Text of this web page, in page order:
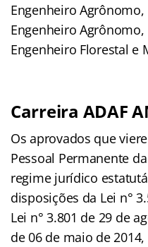
Engenheiro
Engenheiro
Engenheiro Florestal e
Carreira ADAF
Os aprovados que
Pessoal Permanente
regime jurídico
disposições da Lei n°
Lei n° 3.801 de 29 de
de 06 de maio de